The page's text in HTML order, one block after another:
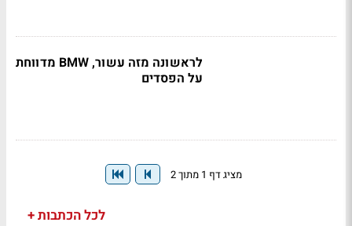
לראשונה מזה עשור, BMW מדווחת
על הפסדים
מציג דף 1 מתוך 2
לכל הכתבות +